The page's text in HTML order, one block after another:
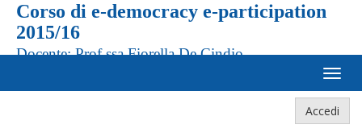
Corso di e-democracy e-participation
2015/16
Docente: Prof.ssa Fiorella De Cindio
Accedi